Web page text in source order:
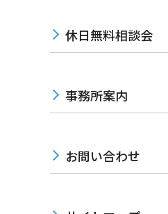
休日無料相談会
事務所案内
お問い合わせ